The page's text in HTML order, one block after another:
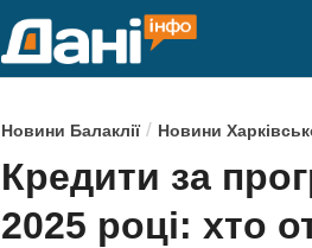
P
o
s
t
Новини Балаклії/ Новини
Кредити за
2025 році: хто